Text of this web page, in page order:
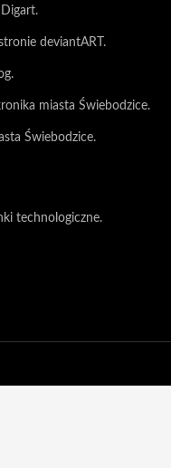
deviantART.
miasta Świebodzice.
Świebodzice.
technologiczne.